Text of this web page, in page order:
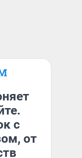
с
от